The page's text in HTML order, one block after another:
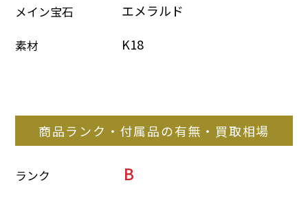
メイン宝石 エメラルド
素材 K18
商品ランク・付属品の有無・買取相場
ランク B